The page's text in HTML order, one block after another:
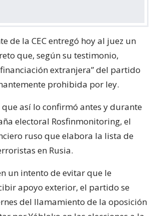
de la CEC entregó hoy al juez un
que, según su testimonio,
extranjera” del partido
prohibida por ley.
que así lo confirmó antes y durante
electoral Rosfinmonitoring, el
ruso que elabora la lista de
en Rusia.
un intento de evitar que le
apoyo exterior, el partido se
del llamamiento de la oposición